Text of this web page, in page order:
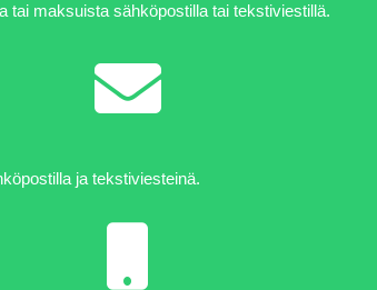
tai maksuista sähköpostilla tai tekstiviestillä.
ja tekstiviesteinä.